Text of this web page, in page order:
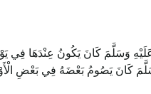
كَانَ يَصُومُ بَعْضَهُ فِي بَعْضِ